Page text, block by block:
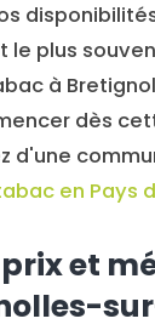
le plus
à
dès
d'une
en Pays
et